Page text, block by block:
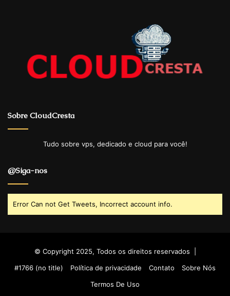
Sobre CloudCresta
Tudo sobre vps, dedicado e cloud para você!
@Siga-nos
Error Can not Get Tweets, Incorrect account info.
© Copyright 2025, Todos os direitos reservados |
#1766 (no title)
Política de privacidade Contato
Sobre Nós
Termos De Uso